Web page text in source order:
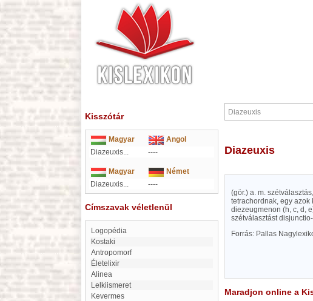
Kisszótár
Magyar
Angol
Diazeuxis...
----
Magyar
Német
Diazeuxis...
----
Címszavak véletlenül
logopédia
Kostaki
Antropomorf
Életelixir
alinea
Lelkiismeret
Kevermes
Diazeuxis
(gör.) a. m.
tetrachordnak, egy azok
diezeugmenon (h, c, d,
szétválasztást
Forrás: Pallas
Maradjon online a